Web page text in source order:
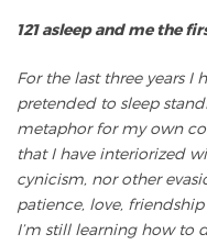
121 asleep and me the
For the last three years I
pretended to sleep
metaphor for my own
that I have interiorized
cynicism, nor other
patience, love,
I’m still learning how to